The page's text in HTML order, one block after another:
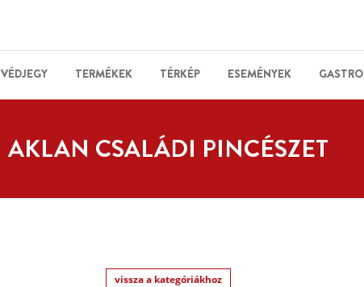
VÉDJEGY TERMÉKEK TÉRKÉP ESEMÉNYEK GASTRO
AKLAN CSALÁDI PINCÉSZET
vissza a kategóriákhoz